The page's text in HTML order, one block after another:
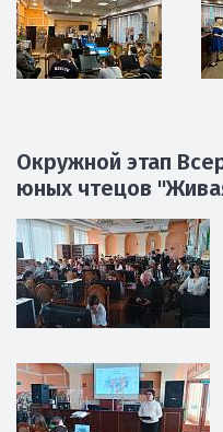
Окружной этап
юных чтецов